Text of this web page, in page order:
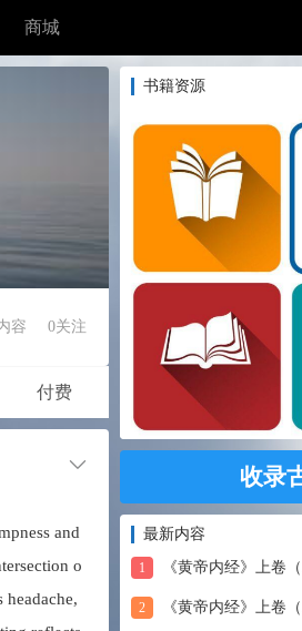
商城
书籍资源
收录
最新内容
1 《黄帝内经》上卷（24）素问
2 《黄帝内经》上卷（23）素
容 0关注
付费
and
o